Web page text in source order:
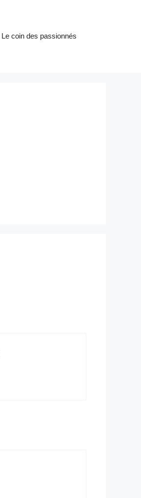
Le coin des passionnés